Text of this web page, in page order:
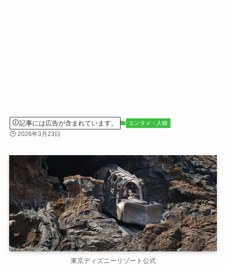
記事には広告が含まれています。 エンタメ・人物
2026年3月23日
東京ディズニーリゾート公式